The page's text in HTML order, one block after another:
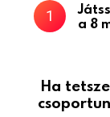
a 8
Ha